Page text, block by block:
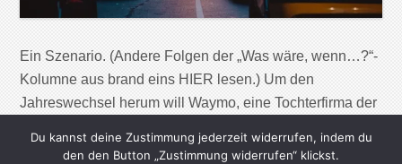
Ein Szenario. (Andere Folgen der „Was wäre, wenn…?“-
Kolumne aus brand eins HIER lesen.) Um den
Jahreswechsel herum will Waymo, eine Tochterfirma der
selbstfahrenden Autos nutzen lassen. In Phoenix,
Du kannst deine Zustimmung jederzeit widerrufen, indem du
den den Button „Zustimmung widerrufen“ klickst.